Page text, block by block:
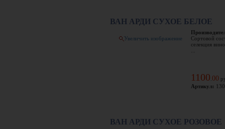
ВАН АРДИ СУХОЕ БЕЛОЕ
Увеличить изображение
Сортовой
селекция
1100 00
Артикул:
ВАН АРДИ CУХОЕ РОЗОВОЕ